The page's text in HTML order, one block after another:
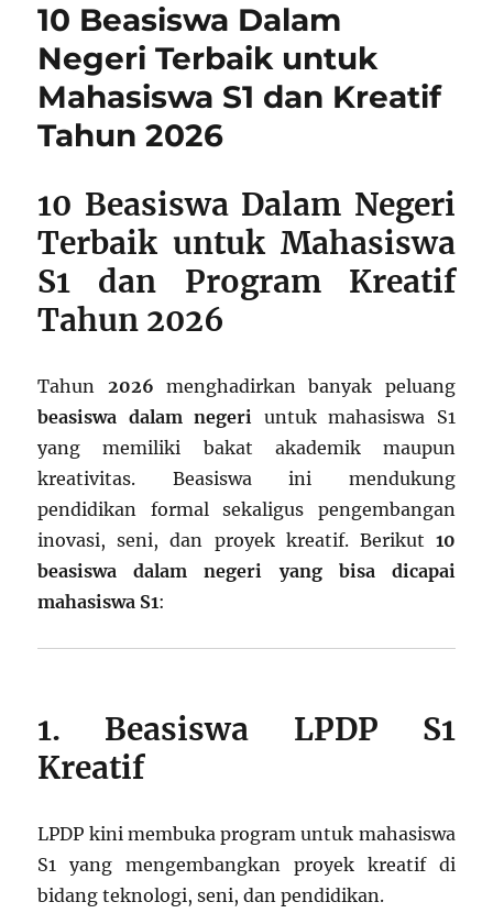
Inovasi
10 Beasiswa Dalam
Negeri Terbaik untuk
Mahasiswa S1 dan Kreatif
Tahun 2026
10 Beasiswa Dalam Negeri
Terbaik untuk Mahasiswa
S1 dan Program Kreatif
Tahun 2026
Tahun 2026 menghadirkan banyak peluang
beasiswa dalam negeri untuk mahasiswa S1
yang memiliki bakat akademik maupun
kreativitas. Beasiswa ini mendukung
pendidikan formal sekaligus pengembangan
inovasi, seni, dan proyek kreatif. Berikut 10
beasiswa dalam negeri yang bisa dicapai
mahasiswa S1:
1. Beasiswa LPDP S1
Kreatif
LPDP kini membuka program untuk mahasiswa
S1 yang mengembangkan proyek kreatif di
bidang teknologi, seni, dan pendidikan.